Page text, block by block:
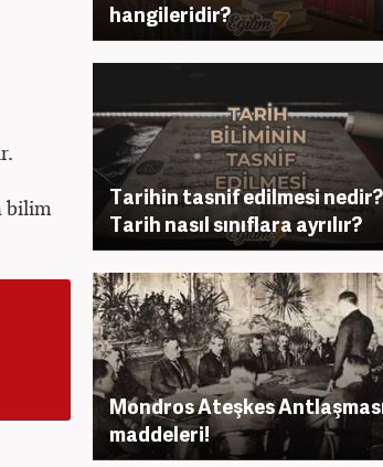
bilim
hangileridir?
Tarihin tasnif edilmesi nedir?
Tarih nasıl sınıflara ayrılır?
Mondros Ateşkes
maddeleri!